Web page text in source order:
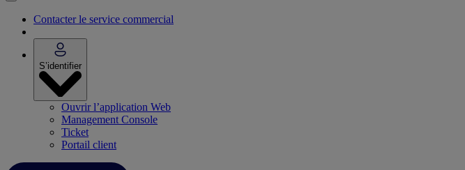
Contacter le service commercial
S’identifier
Ouvrir l’application Web
Management Console
Ticket
Portail client